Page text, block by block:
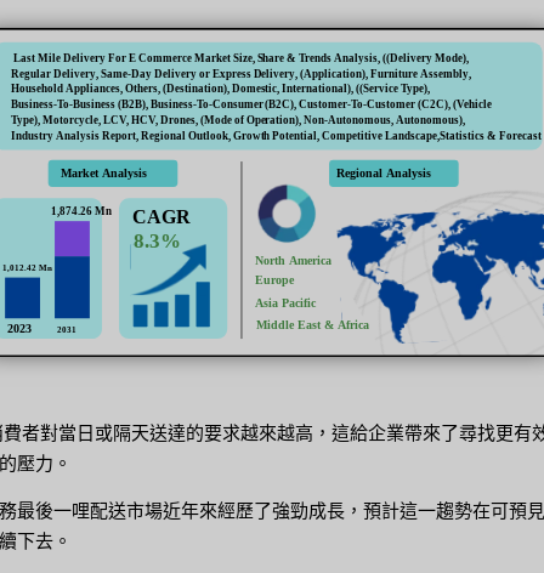
者對當日或隔天送達的要求越來越高，這給企業帶來了尋找更有
壓力。
最後一哩配送市場近年來經歷了強勁成長，預計這一趨勢在可預
下去。